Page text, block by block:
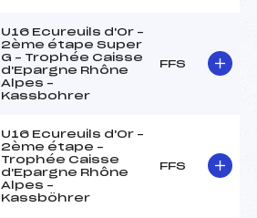
U16 Ecureuils d'Or –
2ème étape Super
G – Trophée Caisse
d'Epargne Rhône
Alpes –
Kassbohrer
FFS
U16 Ecureuils d'Or –
2ème étape –
Trophée Caisse
d'Epargne Rhône
Alpes –
Kassböhrer
FFS